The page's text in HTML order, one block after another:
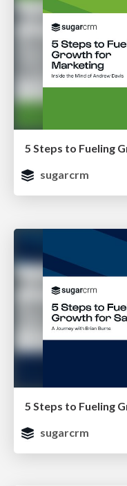
5 Steps to Fueling
sugarcrm
5 Steps to Fueling
sugarcrm